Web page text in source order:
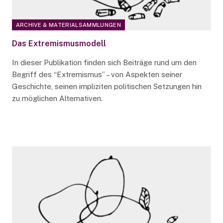
ARCHIVE & MATERIALSAMMLUNGEN
Das Extremismusmodell
In dieser Publikation finden sich Beiträge rund um den
Begriff des “Extremismus” – von Aspekten seiner
Geschichte, seinen impliziten politischen Setzungen hin
zu möglichen Alternativen.